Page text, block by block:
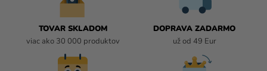
TOVAR SKLADOM
viac ako 30 000 produktov
DOPRAVA ZADARMO
už od 49 Eur